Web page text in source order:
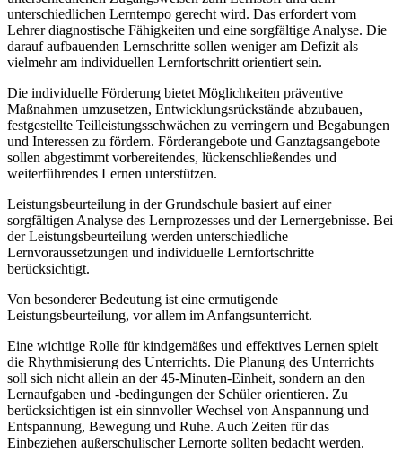
unterschiedlichen Lerntempo gerecht wird. Das erfordert vom
Lehrer diagnostische Fähigkeiten und eine sorgfältige Analyse. Die
darauf aufbauenden Lernschritte sollen weniger am Defizit als
vielmehr am individuellen Lernfortschritt orientiert sein.
Die individuelle Förderung bietet Möglichkeiten präventive
Maßnahmen umzusetzen, Entwicklungsrückstände abzubauen,
festgestellte Teilleistungsschwächen zu verringern und Begabungen
und Interessen zu fördern. Förderangebote und Ganztagsangebote
sollen abgestimmt vorbereitendes, lückenschließendes und
weiterführendes Lernen unterstützen.
Leistungsbeurteilung in der Grundschule basiert auf einer
sorgfältigen Analyse des Lernprozesses und der Lernergebnisse. Bei
der Leistungsbeurteilung werden unterschiedliche
Lernvoraussetzungen und individuelle Lernfortschritte
berücksichtigt.
Von besonderer Bedeutung ist eine ermutigende
Leistungsbeurteilung, vor allem im Anfangsunterricht.
Eine wichtige Rolle für kindgemäßes und effektives Lernen spielt
die Rhythmisierung des Unterrichts. Die Planung des Unterrichts
soll sich nicht allein an der 45-Minuten-Einheit, sondern an den
Lernaufgaben und -bedingungen der Schüler orientieren. Zu
berücksichtigen ist ein sinnvoller Wechsel von Anspannung und
Entspannung, Bewegung und Ruhe. Auch Zeiten für das
Einbeziehen außerschulischer Lernorte sollten bedacht werden.